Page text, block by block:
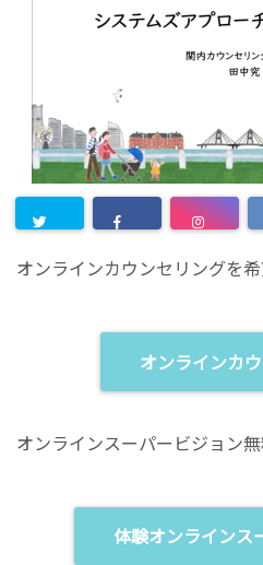
オンラインカウンセリングを
オンラインカ
オンラインスーパービジョン
体験オンラインス